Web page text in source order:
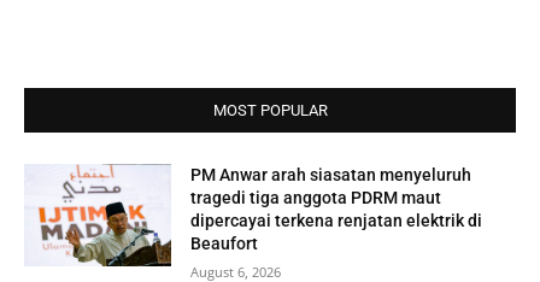
MOST POPULAR
PM Anwar arah siasatan menyeluruh
tragedi tiga anggota PDRM maut
dipercayai terkena renjatan elektrik di
Beaufort
August 6, 2026